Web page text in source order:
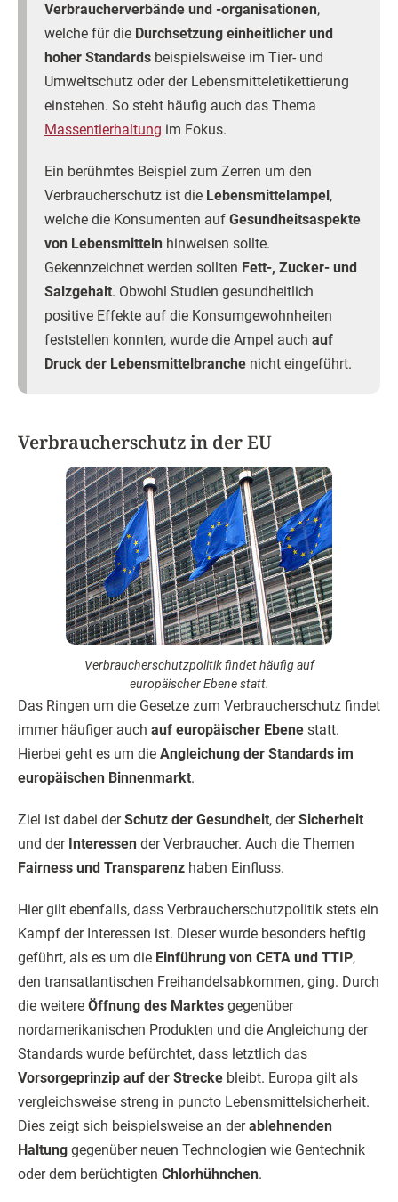
Verbraucherverbände und -organisationen,
welche für die Durchsetzung einheitlicher und
hoher Standards beispielsweise im Tier- und
Umweltschutz oder der Lebensmitteletikettierung
einstehen. So steht häufig auch das Thema
Massentierhaltung im Fokus.
Ein berühmtes Beispiel zum Zerren um den
Verbraucherschutz ist die Lebensmittelampel ,
welche die Konsumenten auf Gesundheitsaspekte
von Lebensmitteln hinweisen sollte.
Gekennzeichnet werden sollten Fett-, Zucker- und
Salzgehalt. Obwohl Studien gesundheitlich
positive Effekte auf die Konsumgewohnheiten
feststellen konnten, wurde die Ampel auch auf
Druck der Lebensmittelbranche nicht eingeführt.
Verbraucherschutz in der EU
Verbraucherschutzpolitik findet häufig auf
europäischer Ebene statt.
Das Ringen um die Gesetze zum Verbraucherschutz findet
immer häufiger auch auf europäischer Ebene statt.
Hierbei geht es um die Angleichung der Standards im
europäischen Binnenmarkt.
Ziel ist dabei derSchutz der Gesundheit, derSicherheit
und derInteressen der Verbraucher. Auch die Themen
Fairness und Transparenz haben Einfluss.
Hier gilt ebenfalls, dass Verbraucherschutzpolitik stets ein
Kampf der Interessen ist. Dieser wurde besonders heftig
geführt, als es um die Einführung von CETA und TTIP,
den transatlantischen Freihandelsabkommen, ging. Durch
die weitere Öffnung des Marktes gegenüber
nordamerikanischen Produkten und die Angleichung der
Standards wurde befürchtet, dass letztlich das
Vorsorgeprinzip auf der Strecke bleibt. Europa gilt als
vergleichsweise streng in puncto Lebensmittelsicherheit.
Dies zeigt sich beispielsweise an derablehnenden
Haltung gegenüber neuen Technologien wie Gentechnik
oder dem berüchtigten Chlorhühnchen.